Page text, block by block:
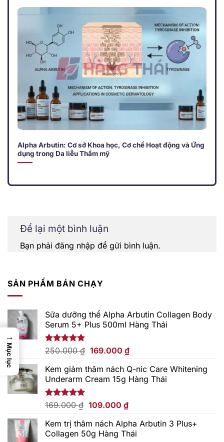
Alpha Arbutin: Cơ sở Khoa học, Cơ chế Hoạt động và Ứng
dụng trong Da liễu Thẩm mỹ
Để lại một bình luận
Bạn phải đăng nhập để gửi bình luận.
SẢN PHẨM BÁN CHẠY
Sữa dưỡng thể Alpha Arbutin Collagen Body
Serum 5+ Plus 500ml Hàng Thái
Được xếp
5 sao
250.000₫ Giá
là:
250.000 ₫.
169.000 ₫Giá
tại
là:
Kem giảm thâm nách Q-nic Care Whitening
Underarm Cream 15g Hàng Thái
Được xếp
5 sao
169.000₫ Giá
là:
169.000 ₫.
109.000 ₫Giá
tại
là:
Kem trị thâm nách Alpha Arbutin 3 Plus+
Collagen 50g Hàng Thái
→
Mục lục